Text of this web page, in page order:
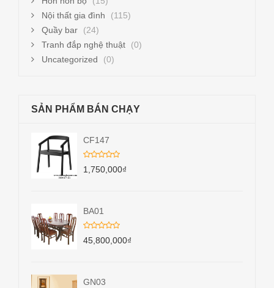
Nội thất gia đình
(115)
Quầy bar
(24)
Tranh đắp nghệ thuật
(0)
Uncategorized
(0)
SẢN PHẨM BÁN CHẠY
CF147
1,750,000₫
BA01
45,800,000₫
GN03